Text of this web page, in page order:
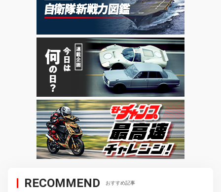
RECOMMEND おすすめ記事